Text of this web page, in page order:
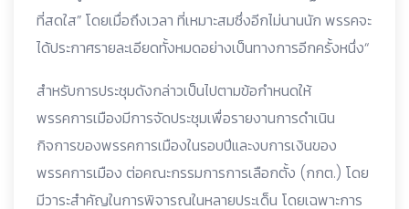
ที่สดใส” โดยเมื่อถึงเวลา ที่เหมาะสมซึ่งอีกไม่นานนัก พรรคจะ
ได้ประกาศรายละเอียดทั้งหมดอย่างเป็นทางการอีกครั้งหนึ่ง“
สำหรับการประชุมดังกล่าวเป็นไปตามข้อกำหนดให้
พรรคการเมืองมีการจัดประชุมเพื่อรายงานการดำเนิน
กิจการของพรรคการเมืองในรอบปีและงบการเงินของ
พรรคการเมือง ต่อคณะกรรมการการเลือกตั้ง (กกต.) โดย
มีวาระสำคัญในการพิจารณในหลายประเด็น โดยเฉพาะการ